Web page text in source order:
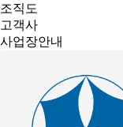
조직도
고객사
사업장안내